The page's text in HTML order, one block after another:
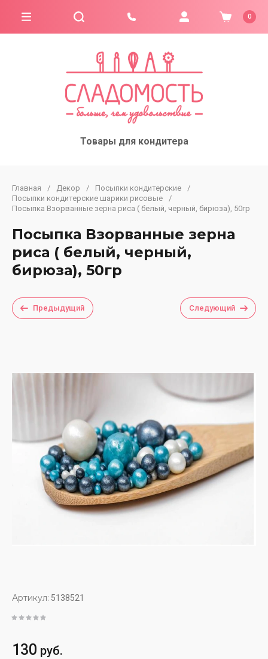
Товары для кондитера
0
Главная / Декор / Посыпки кондитерские
/
Посыпки кондитерские шарики рисовые
/
Посыпка Взорванные зерна риса ( белый, черный, бирюза), 50гр
Посыпка Взорванные зерна
риса ( белый, черный,
бирюза), 50гр
Предыдущий Следующий
Артикул: 5138521
130 руб.